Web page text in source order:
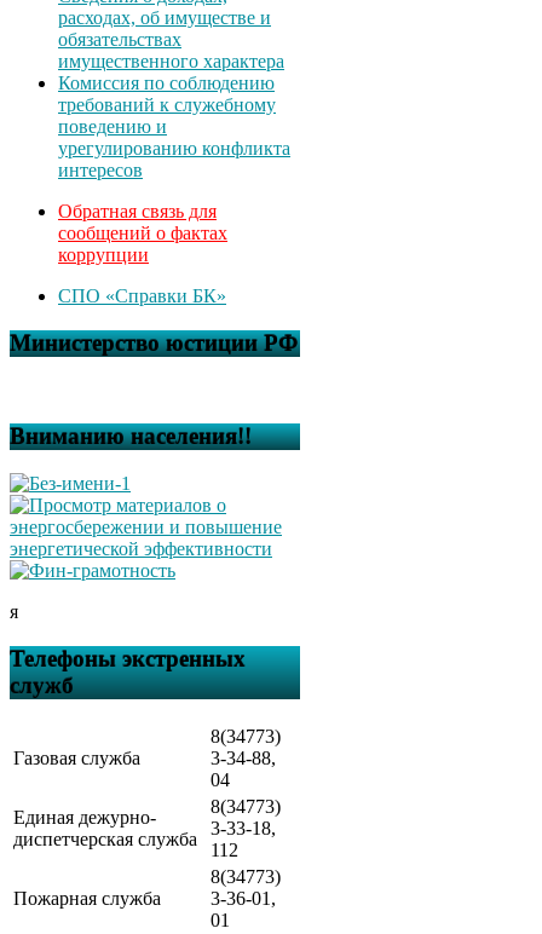
расходах, об имуществе и
обязательствах
имущественного характера
Комиссия по соблюдению
требований к служебному
поведению и
урегулированию конфликта
интересов
Обратная связь для
сообщений о фактах
коррупции
СПО «Справки БК»
Министерство юстиции РФ
Вниманию населения!!
я
Телефоны экстренных
служб
Газовая служба
8(34773)
3-34-88,
04
Единая дежурно-
диспетчерская служба
8(34773)
3-33-18,
112
Пожарная служба
8(34773)
3-36-01,
01